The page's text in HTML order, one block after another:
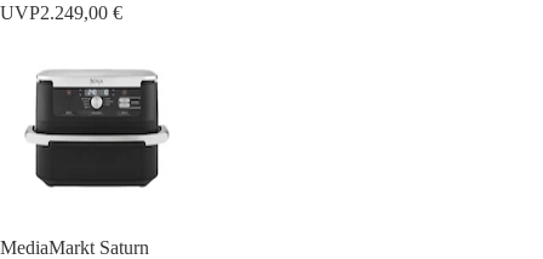
UVP2.249,00 €
MediaMarkt Saturn